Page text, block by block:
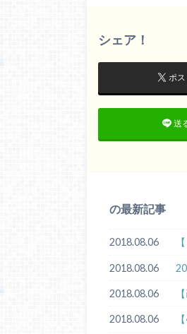
シェア！
ポス
送
の最新記事
2018.08.06
2018.08.06
2018.08.06
2018.08.06